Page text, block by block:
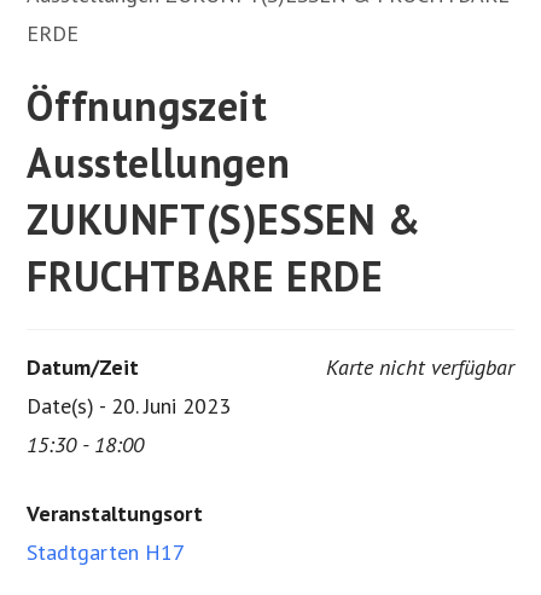
Öffnungszeit
Ausstellungen
ZUKUNFT(S)ESSEN &
FRUCHTBARE ERDE
Karte nicht verfügbar
Datum/Zeit
Date(s) - 20. Juni 2023
15:30 - 18:00
Veranstaltungsort
Stadtgarten H17